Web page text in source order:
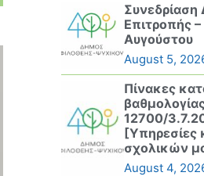
Συνεδρίαση
Επιτροπής
Αυγούστου
August 5,
Πίνακες
12700/
[Υπηρεσίες
σχολικών
August 4,